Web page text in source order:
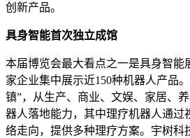
创新产品。
具身智能首次独立成馆
本届博览会最大看点之一是具身智能
家企业集中展示近150种机器人产品
镇”，从生产、商业、文娱、家居、
器人落地能力，其中理疗机器人通过
络走向，提供多种理疗方案。宇树科